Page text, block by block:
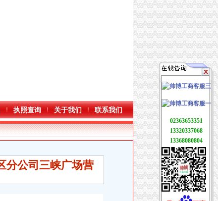
执照查询 关于我们 联系我们
分公司三峡广场营
02363653351
13320337068
13368080804